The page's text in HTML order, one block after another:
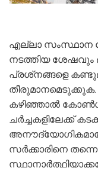
എല്ലാ സംസ്ഥാന
നടത്തിയ ശേഷവും
പ്രശ്‌നങ്ങളെ
കഴിഞ്ഞാല്‍
ചര്‍ച്ചകളിലേക്ക്
സര്‍ക്കാരിനെ